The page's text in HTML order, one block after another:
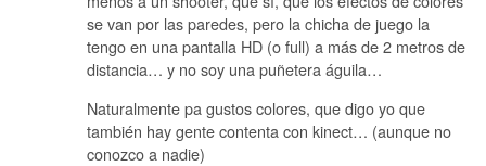
se van por las paredes, pero la chicha de juego la
tengo en una pantalla HD (o full) a más de 2 metros de
distancia… y no soy una puñetera águila…
Naturalmente pa gustos colores, que digo yo que
también hay gente contenta con kinect… (aunque no
conozco a nadie)